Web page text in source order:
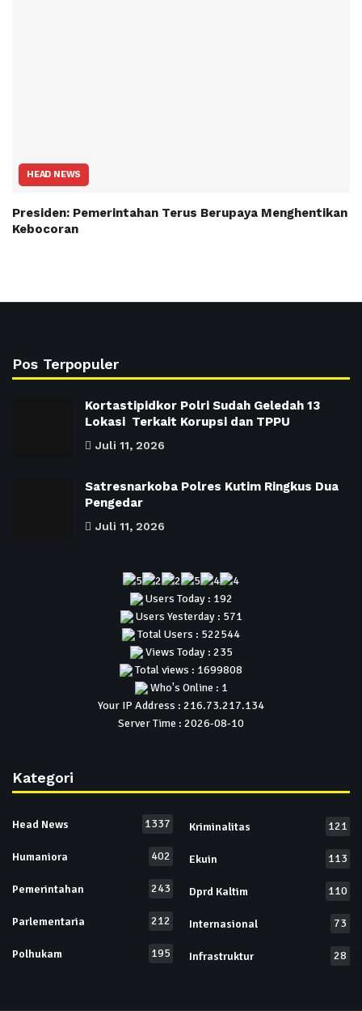
HEAD NEWS
Presiden: Pemerintahan Terus Berupaya Menghentikan
Kebocoran
Pos Terpopuler
Kortastipidkor Polri Sudah Geledah 13
Lokasi Terkait Korupsi dan TPPU
Juli 11, 2026
Satresnarkoba Polres Kutim Ringkus Dua
Pengedar
Juli 11, 2026
Users Today : 192
Users Yesterday : 571
Total Users : 522544
Views Today : 235
Total views : 1699808
Who's Online : 1
Your IP Address : 216.73.217.134
Server Time : 2026-08-10
Kategori
Head News 1337
Humaniora 402
Pemerintahan 243
Parlementaria 212
Polhukam 195
Kriminalitas 121
Ekuin 113
Dprd Kaltim 110
Internasional 73
Infrastruktur 28